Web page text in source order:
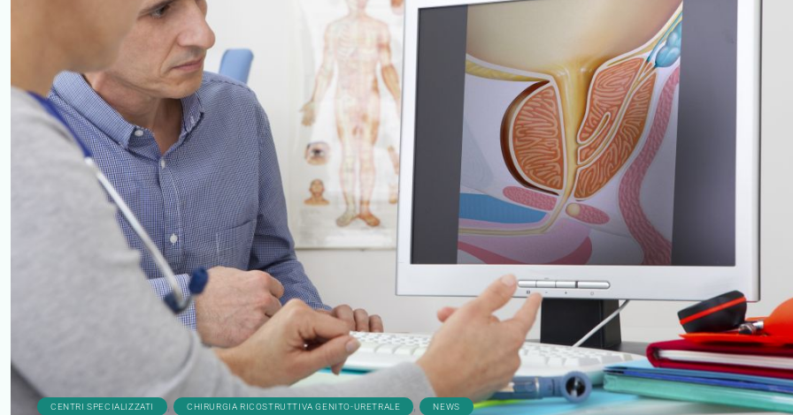
CENTRI SPECIALIZZATI , CHIRURGIA RICOSTRUTTIVA GENITO-URETRALE , NEWS